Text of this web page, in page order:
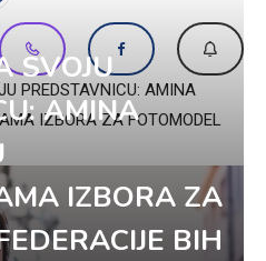
PREDSTAVNICU: AMINA
IZBORA ZA FOTOMODEL
SVOJU
AMINA
IZBORA ZA
BIH